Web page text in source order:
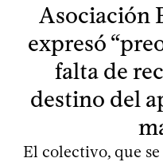
Asociación
expresó
falta de
destino del
El colectivo, que